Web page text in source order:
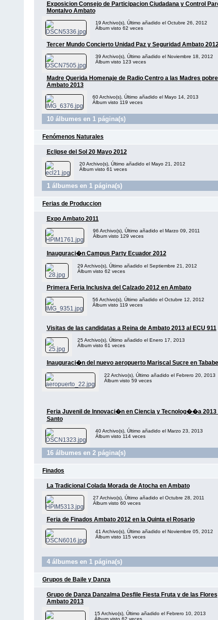
Exposicion Consejo de Participacion Ciudadana y Control
Montalvo Ambato
19 Archivo(s), Último añadido el Octubre 26, 2012
Álbum visto 62 veces
Tercer Mundo Concierto Unidad Paz y Seguridad Ambato
39 Archivo(s), Último añadido el Noviembre 18, 2012
Álbum visto 123 veces
Madre Querida Homenaje de Radio Centro a las Madres
Ambato 2013
60 Archivo(s), Último añadido el Mayo 14, 2013
Álbum visto 119 veces
10 álbumes en 1 página(s)
Fenómenos Naturales
Eclipse del Sol 20 Mayo 2012
20 Archivo(s), Último añadido el Mayo 21, 2012
Álbum visto 61 veces
1 álbumes en 1 página(s)
Ferias de Produccion
Expo Ambato 2011
96 Archivo(s), Último añadido el Marzo 09, 2011
Álbum visto 129 veces
Inauguraci�n Campus Party Ecuador 2012
29 Archivo(s), Último añadido el Septiembre 21, 2012
Álbum visto 62 veces
Primera Feria Inclusiva del Calzado 2012 en Ambato
56 Archivo(s), Último añadido el Octubre 12, 2012
Álbum visto 119 veces
Visitas de las candidatas a Reina de Ambato 2013 al ECU 911
25 Archivo(s), Último añadido el Enero 17, 2013
Álbum visto 61 veces
Inauguraci�n del nuevo aeropuerto Mariscal Sucre en
22 Archivo(s), Último añadido el Febrero 20, 2013
Álbum visto 59 veces
Feria Juvenil de Innovaci�n en Ciencia y Tecnolog��a 2013
Santo
40 Archivo(s), Último añadido el Marzo 23, 2013
Álbum visto 114 veces
16 álbumes en 2 página(s)
Finados
La Tradicional Colada Morada de Atocha en Ambato
27 Archivo(s), Último añadido el Octubre 28, 2011
Álbum visto 60 veces
Feria de Finados Ambato 2012 en la Quinta el Rosario
41 Archivo(s), Último añadido el Noviembre 05, 2012
Álbum visto 115 veces
4 álbumes en 1 página(s)
Grupos de Baile y Danza
Grupo de Danza Danzalma Desfile Fiesta Fruta y de las Flores
Ambato 2013
15 Archivo(s), Último añadido el Febrero 10, 2013
Álbum visto 62 veces